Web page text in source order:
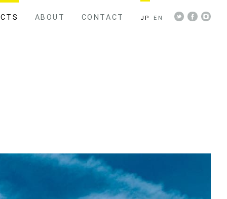
ABOUT CONTACT JP EN